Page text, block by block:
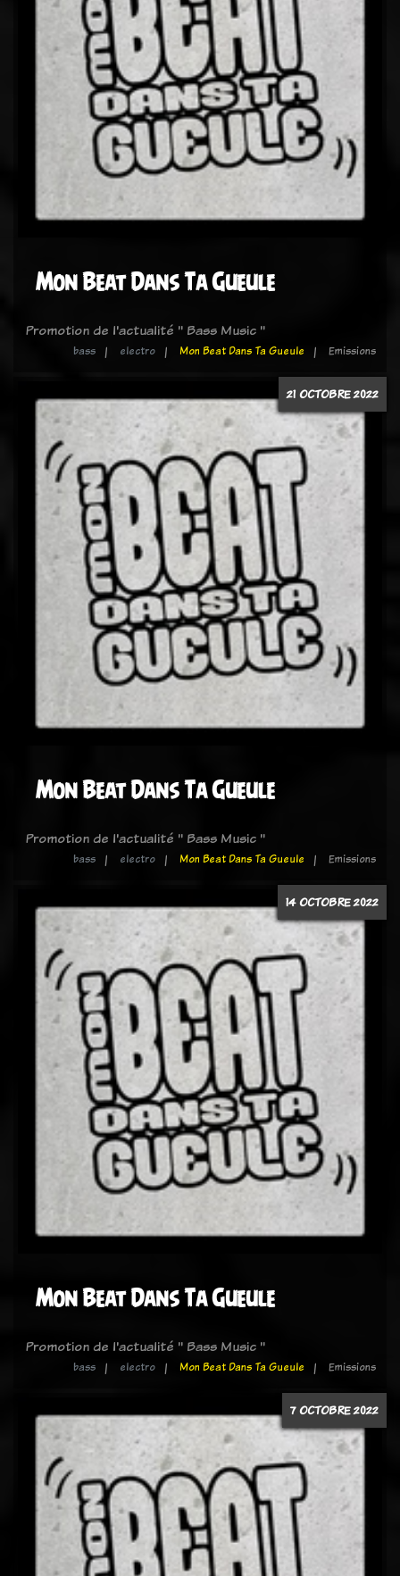
Mon Beat Dans Ta Gueule
Promotion de l'actualité " Bass Music "
bass electro Mon Beat Dans Ta Gueule Emissions
21 OCTOBRE 2022
Mon Beat Dans Ta Gueule
Promotion de l'actualité " Bass Music "
bass electro Mon Beat Dans Ta Gueule Emissions
14 OCTOBRE 2022
Mon Beat Dans Ta Gueule
Promotion de l'actualité " Bass Music "
bass electro Mon Beat Dans Ta Gueule Emissions
7 OCTOBRE 2022